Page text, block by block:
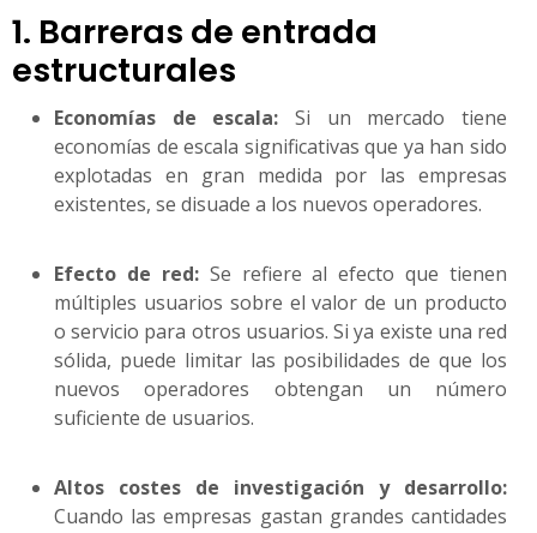
1. Barreras de entrada
estructurales
Economías de escala: Si un mercado tiene
economías de escala significativas que ya han sido
explotadas en gran medida por las empresas
existentes, se disuade a los nuevos operadores.
Efecto de red:Se refiere al efecto que tienen
múltiples usuarios sobre el valor de un producto
o servicio para otros usuarios. Si ya existe una red
sólida, puede limitar las posibilidades de que los
nuevos operadores obtengan un número
suficiente de usuarios.
Altos costes de investigación y desarrollo:
Cuando las empresas gastan grandes cantidades